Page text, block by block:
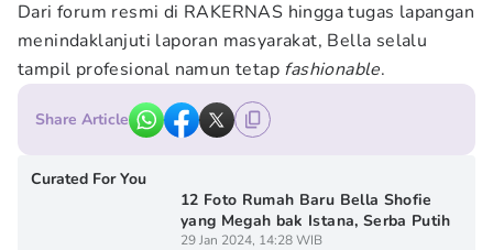
Dari forum resmi di RAKERNAS hingga tugas lapangan
menindaklanjuti laporan masyarakat, Bella selalu
tampil profesional namun tetap fashionable.
Share Article
Curated For You
12 Foto Rumah Baru Bella Shofie
yang Megah bak Istana, Serba Putih
29 Jan 2024, 14:28 WIB